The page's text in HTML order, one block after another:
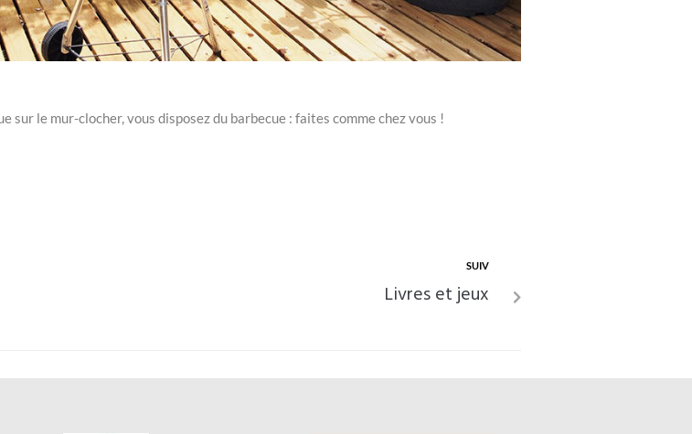
sur le mur-clocher, vous disposez du barbecue : faites comme chez vous !
SUIV
Livres et jeux